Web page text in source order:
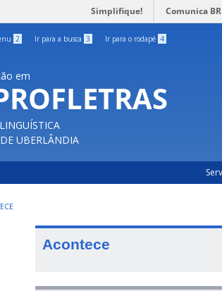
Simplifique! Comunica BR
2 Ir para a busca 3 Ir para o rodapé 4
em
UBERLÂNDIA
Acontece